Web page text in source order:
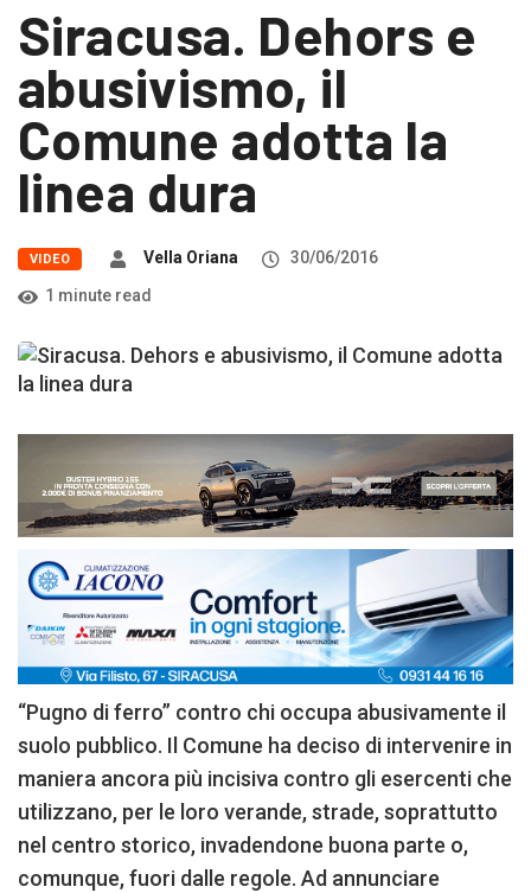
Siracusa. Dehors e
abusivismo, il
Comune adotta la
linea dura
VIDEO Vella Oriana
30/06/2016
1 minute read
“Pugno di ferro” contro chi occupa abusivamente il
suolo pubblico. Il Comune ha deciso di intervenire in
maniera ancora più incisiva contro gli esercenti che
utilizzano, per le loro verande, strade, soprattutto
nel centro storico, invadendone buona parte o,
comunque, fuori dalle regole. Ad annunciare